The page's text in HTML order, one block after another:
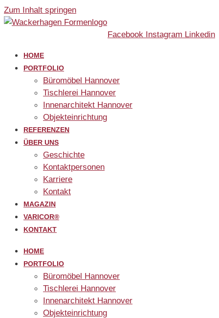
Zum Inhalt springen
Facebook Instagram Linkedin
HOME
PORTFOLIO
Büromöbel Hannover
Tischlerei Hannover
Innenarchitekt Hannover
Objekteinrichtung
REFERENZEN
ÜBER UNS
Geschichte
Kontaktpersonen
Karriere
Kontakt
MAGAZIN
VARICOR®
KONTAKT
HOME
PORTFOLIO
Büromöbel Hannover
Tischlerei Hannover
Innenarchitekt Hannover
Objekteinrichtung